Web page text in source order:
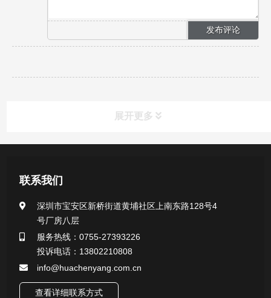
展开更多
一次性使用采样器系列
微生物样本保存液（通用运输传媒介质）系列
核酸（DNA&RNA）样本采集与保存套装系列
联系我们
深圳市宝安区新桥街道黄埔社区上南东路128号4
号厂房八层
服务热线：0755-27393226
投诉电话：13802210808
info@huachenyang.com.cn
查看详细联系方式